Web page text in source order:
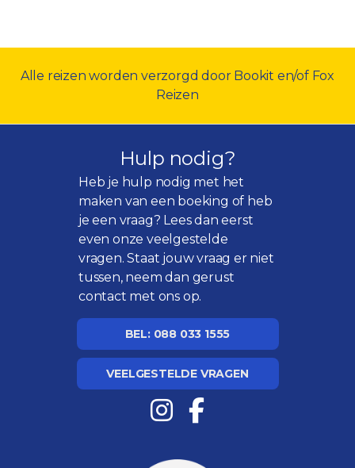
Alle reizen worden verzorgd door Bookit en/of Fox
Reizen
Hulp nodig?
Heb je hulp nodig met het
maken van een boeking of heb
je een vraag? Lees dan eerst
even onzeveelgestelde
vragen. Staat jouw vraag er niet
tussen, neem dan gerust
contact met ons op.
BEL: 088 033 1555
VEELGESTELDE VRAGEN